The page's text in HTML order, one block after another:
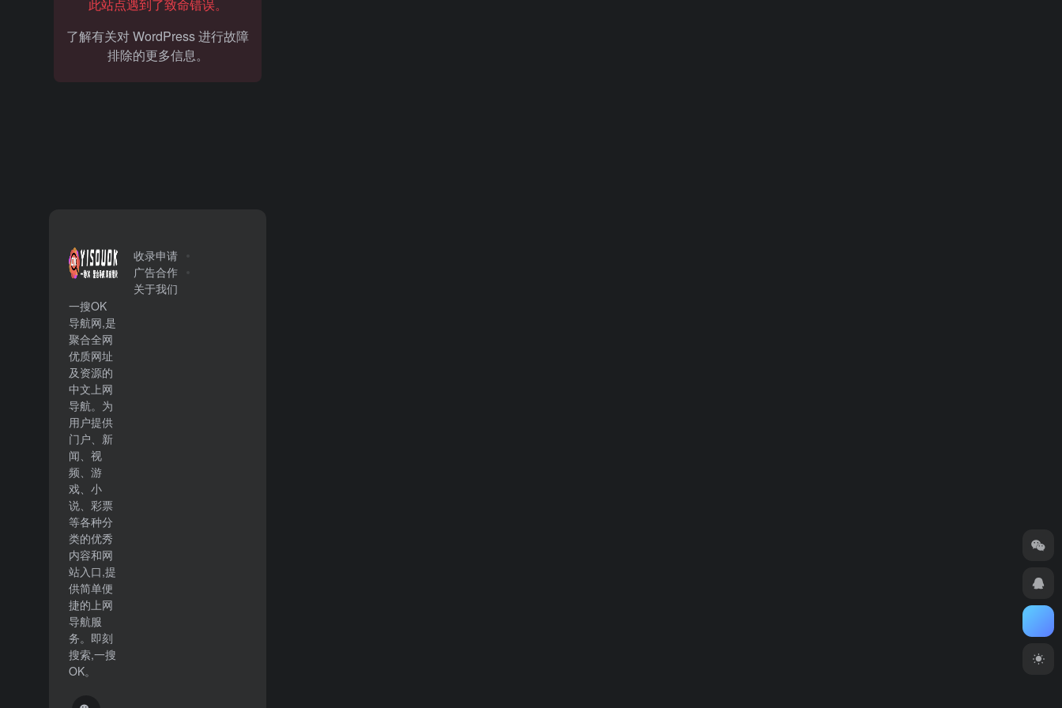
此站点遇到了致命错误。
了解有关对 WordPress 进行故障
排除的更多信息。
一搜OK
导航网,是
聚合全网
优质网址
及资源的
中文上网
导航。为
用户提供
门户、新
闻、视
频、游
戏、小
说、彩票
等各种分
类的优秀
内容和网
站入口,提
供简单便
捷的上网
导航服
务。即刻
搜索,一搜
OK。
收录申请
广告合作
关于我们